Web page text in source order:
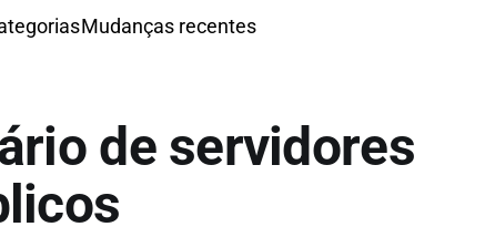
Mudanças recentes
de servidores